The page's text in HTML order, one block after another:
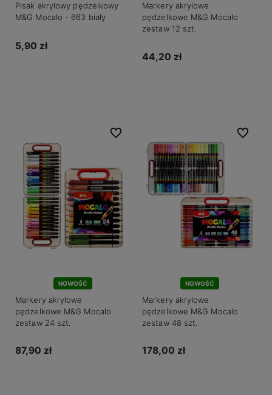
Pisak akrylowy pędzelkowy
M&G Mocalo - 663 biały
5,90 zł
Markery akrylowe
pędzelkowe M&G Mocalo
zestaw 12 szt.
44,20 zł
NOWOŚĆ
Markery akrylowe
pędzelkowe M&G Mocalo
zestaw 24 szt.
87,90 zł
Do ulubionych
NOWOŚĆ
Markery akrylowe
pędzelkowe M&G Mocalo
zestaw 48 szt.
178,00 zł
Do